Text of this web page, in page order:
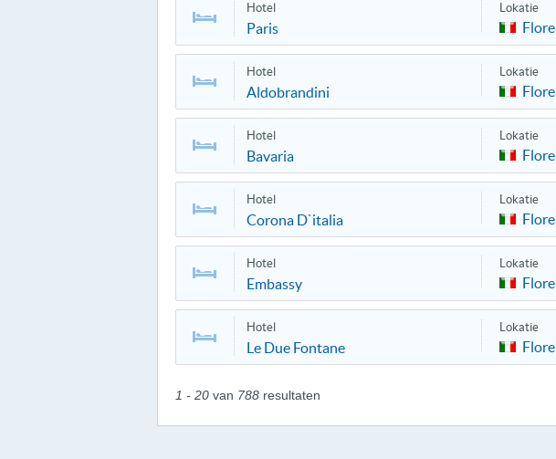
Hotel
Paris
Lokatie
Hotel
Aldobrandini
Lokatie
Hotel
Bavaria
Lokatie
Hotel
Corona D`italia
Lokatie
Hotel
Embassy
Lokatie
Hotel
Le Due Fontane
Lokatie
1 - 20 van 788 resultaten